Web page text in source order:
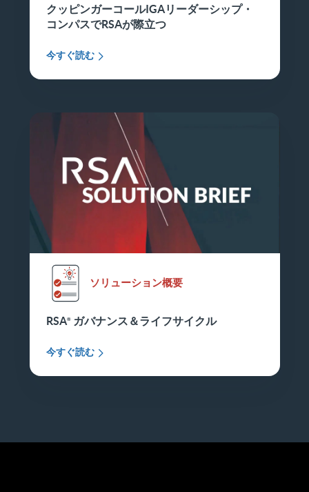
クッピンガーコールIGAリーダーシップ・
コンパスでRSAが際立つ
今すぐ読む
ソリューション概要
RSA ガバナンス＆ライフサイクル
今すぐ読む